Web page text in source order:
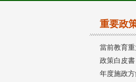
重要政
當前教育
政策白皮書
年度施政